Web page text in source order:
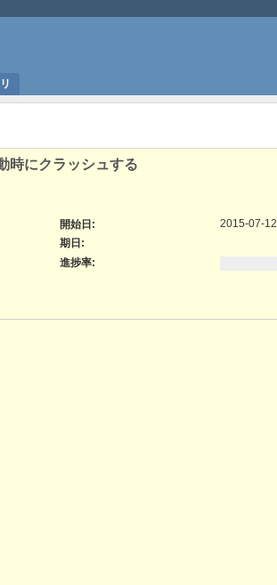
時にクラッシュする
開始日:
2015-07-12
期日:
進捗率: